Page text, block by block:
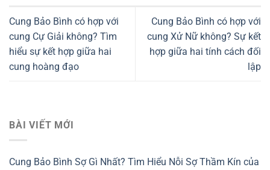
Cung Bảo Bình có hợp với
cung Cự Giải không? Tìm
hiểu sự kết hợp giữa hai
cung hoàng đạo
Cung Bảo Bình có hợp với
cung Xử Nữ không? Sự kết
hợp giữa hai tính cách đối
lập
BÀI VIẾT MỚI
Cung Bảo Bình Sợ Gì Nhất? Tìm Hiểu Nỗi Sợ Thầm Kín của